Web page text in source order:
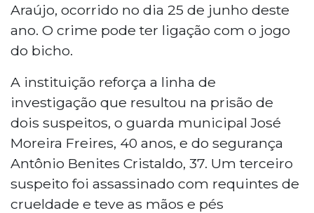
Araújo, ocorrido no dia 25 de junho deste
ano. O crime pode ter ligação com o jogo
do bicho.
A instituição reforça a linha de
investigação que resultou na prisão de
dois suspeitos, o guarda municipal José
Moreira Freires, 40 anos, e do segurança
Antônio Benites Cristaldo, 37. Um terceiro
suspeito foi assassinado com requintes de
crueldade e teve as mãos e pés